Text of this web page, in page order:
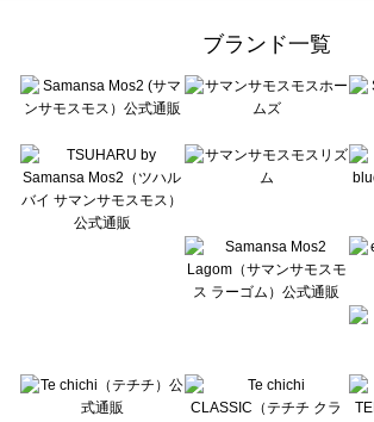
sō4ū（ソウフォーユー）のレッグウェア一覧
Te chichi（テチチ）のレッグウェア一覧
Te chichi CLASSIC（テチチ クラシック）のレッグウェア一覧
Lugnoncure（ルノンキュール）のレッグウェア一覧
BETTY'S BLUE（べティーズブルー）のレッグウェア一覧
Wpc.（ワールドパーティー）のレッグウェア一覧
ブランド一覧